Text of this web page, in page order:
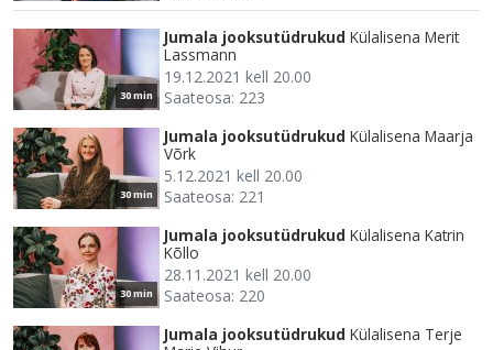
30 min
Jumala jooksutüdrukud Külalisena Merit
Lassmann
19.12.2021 kell 20.00
Saateosa: 223
30 min
Jumala jooksutüdrukud Külalisena Maarja
Võrk
5.12.2021 kell 20.00
Saateosa: 221
30 min
Jumala jooksutüdrukud Külalisena Katrin
Kõllo
28.11.2021 kell 20.00
Saateosa: 220
Jumala jooksutüdrukud Külalisena Terje